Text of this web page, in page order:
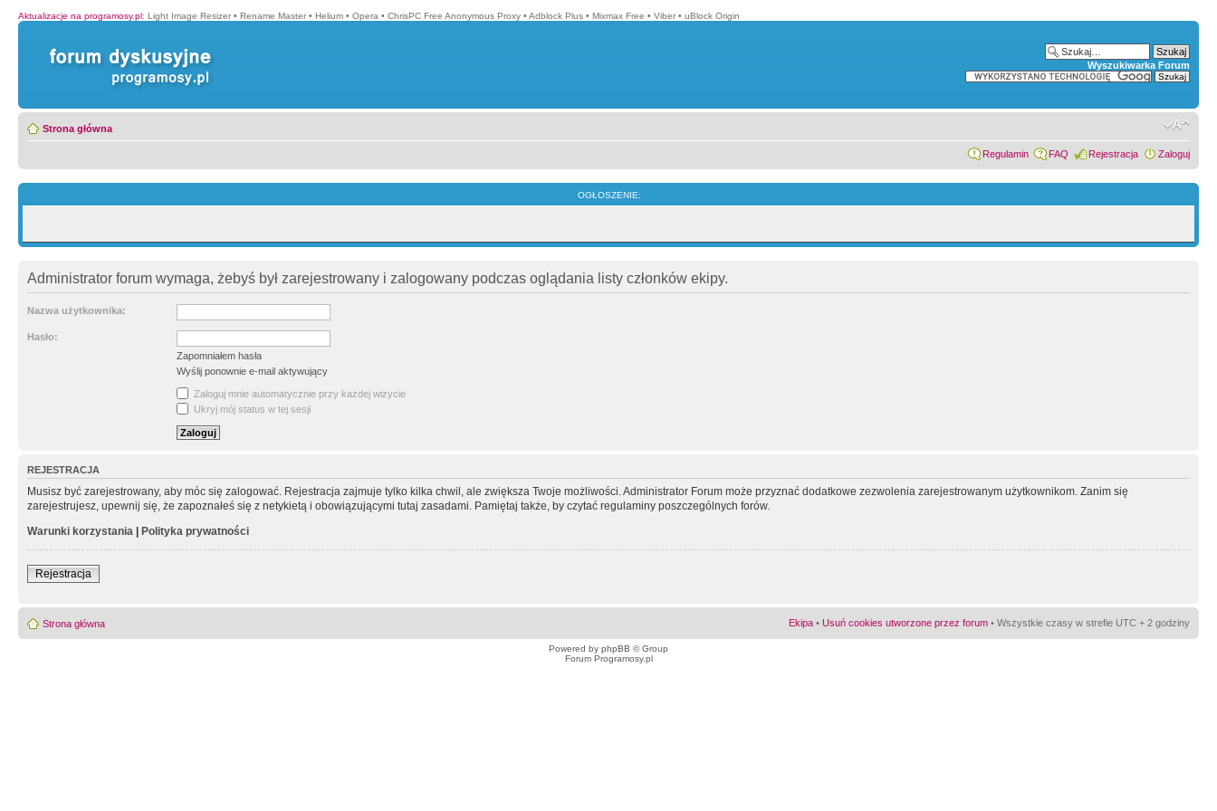
Aktualizacje na programosy.pl: Light Image Resizer • Rename Master • Helium • Opera • ChrisPC Free Anonymous Proxy • Adblock Plus • Mixmax Free • Viber • uBlock Origin
Wyszukiwarka Forum
Strona główna
Regulamin FAQ Rejestracja Zaloguj
OGŁOSZENIE:
Administrator forum wymaga, żebyś był zarejestrowany i zalogowany podczas oglądania listy członków ekipy.
Nazwa użytkownika:
Hasło:
Zapomniałem hasła
Wyślij ponownie e-mail aktywujący
Zaloguj mnie automatycznie przy każdej wizycie
Ukryj mój status w tej sesji
REJESTRACJA
Musisz być zarejestrowany, aby móc się zalogować. Rejestracja zajmuje tylko kilka chwil, ale zwiększa Twoje możliwości. Administrator Forum może przyznać dodatkowe zezwolenia zarejestrowanym użytkownikom. Zanim się
zarejestrujesz, upewnij się, że zapoznałeś się z netykietą i obowiązującymi tutaj zasadami. Pamiętaj także, by czytać regulaminy poszczególnych forów.
Warunki korzystania | Polityka prywatności
Rejestracja
Strona główna Ekipa • Usuń cookies utworzone przez forum • Wszystkie czasy w strefie UTC + 2 godziny
Powered by phpBB © Group
Forum Programosy.pl